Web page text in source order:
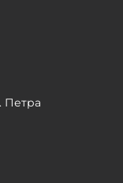
Петра